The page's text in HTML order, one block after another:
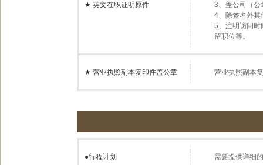
★ 英文在职证明原件
3、盖公司（
4、除签名外其
5、注明访问时
留职位等。
★ 营业执照副本复印件盖公章 营业执照副本
●行程计划 需要提供详细